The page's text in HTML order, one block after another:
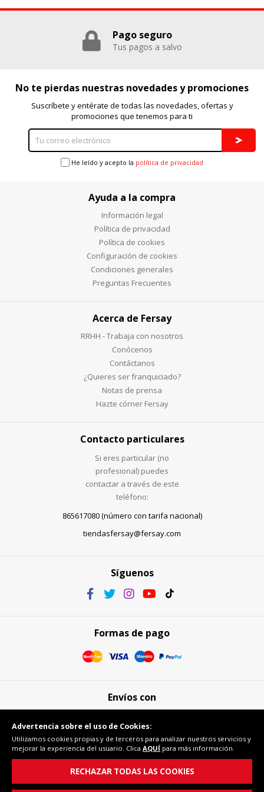
Pago seguro
Tus pagos a salvo
No te pierdas nuestras novedades y promociones
Suscríbete y entérate de todas las novedades, ofertas y
promociones que tenemos para ti
He leído y acepto la política de privacidad
Ayuda a la compra
Información legal
Política de privacidad
Política de cookies
Configuración de cookies
Condiciones generales
Preguntas Frecuentes
Acerca de Fersay
RRHH - Trabaja con nosotros
Conócenos
Contáctanos
¿Quieres ser franquiciado?
Notas de prensa
Hazte córner Fersay
Contacto particulares
Si eres particular (no
profesional) puedes
contactar a través de este
teléfono:
865617080 (número con tarifa nacional)
tiendasfersay@fersay.com
Síguenos
Formas de pago
Envíos con
Compra segura
Advertencia sobre el uso de Cookies:
Utilizamos cookies propias y de terceros para analizar nuestros servicios y
mejorar la experiencia del usuario. Clica AQUÍ para más información.
RECHAZAR TODAS LAS COOKIES